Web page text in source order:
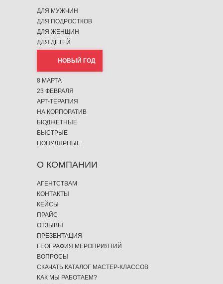
О КОМПАНИИ
ДЛЯ МУЖЧИН
ДЛЯ ПОДРОСТКОВ
ДЛЯ ЖЕНЩИН
ДЛЯ ДЕТЕЙ
НОВЫЙ ГОД
8 МАРТА
23 ФЕВРАЛЯ
АРТ-ТЕРАПИЯ
НА КОРПОРАТИВ
БЮДЖЕТНЫЕ
БЫСТРЫЕ
ПОПУЛЯРНЫЕ
АГЕНТСТВАМ
КОНТАКТЫ
КЕЙСЫ
ПРАЙС
ОТЗЫВЫ
ПРЕЗЕНТАЦИЯ
ГЕОГРАФИЯ МЕРОПРИЯТИЙ
ВОПРОСЫ
СКАЧАТЬ КАТАЛОГ МАСТЕР-КЛАССОВ
КАК МЫ РАБОТАЕМ?